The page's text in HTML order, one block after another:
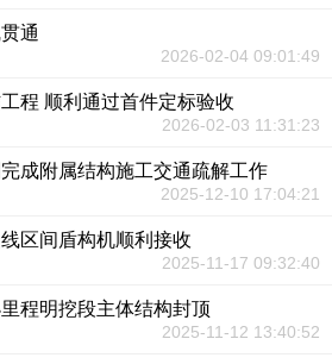
通
2026-02-04 09:01:49
程 顺利通过首件定标验收
2026-02-03 11:31:23
成附属结构施工交通疏解工作
2025-12-10 17:04:21
区间盾构机顺利接收
2025-11-17 09:32:40
程明挖段主体结构封顶
2025-11-12 13:40:52